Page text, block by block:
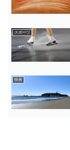
スポーツ
映画